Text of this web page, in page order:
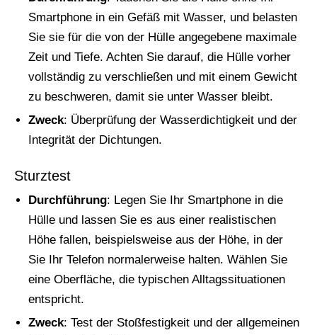
Smartphone in ein Gefäß mit Wasser, und belasten
Sie sie für die von der Hülle angegebene maximale
Zeit und Tiefe. Achten Sie darauf, die Hülle vorher
vollständig zu verschließen und mit einem Gewicht
zu beschweren, damit sie unter Wasser bleibt.
Zweck: Überprüfung der Wasserdichtigkeit und der
Integrität der Dichtungen.
Sturztest
Durchführung: Legen Sie Ihr Smartphone in die
Hülle und lassen Sie es aus einer realistischen
Höhe fallen, beispielsweise aus der Höhe, in der
Sie Ihr Telefon normalerweise halten. Wählen Sie
eine Oberfläche, die typischen Alltagssituationen
entspricht.
Zweck: Test der Stoßfestigkeit und der allgemeinen